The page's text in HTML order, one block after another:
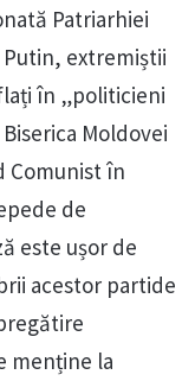
Patriarhiei
Putin, extremiștii
în „politicieni
Moldovei
Comunist în
de
este ușor de
acestor partide
menține la